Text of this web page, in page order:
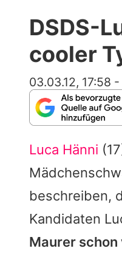
DSDS-
cooler
03.03.12, 17:58 -
Luca Hänni
beschreiben,
Kandidaten
Maurer